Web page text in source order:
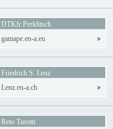
DTKfr Perklitsch
gamape.en-a.eu
Friedrich S. Lenz
Lenz.en-a.ch
Reto Turotti